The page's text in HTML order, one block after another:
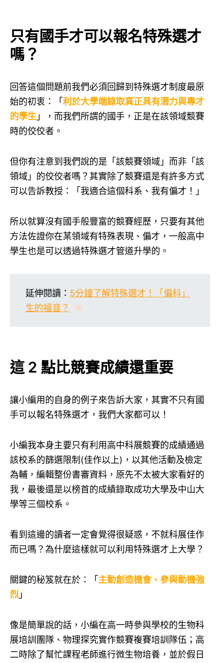
只有國手才可以報名特殊選才
嗎？
回答這個問題前我們必須回歸到特殊選才制度最原
始的初衷：「利於大學端錄取真正具有潛力與專才
的學生 」，而我們所謂的國手，正是在該領域競賽
時的佼佼者。
但你有注意到我們說的是「該競賽領域」而非「該
領域」的佼佼者嗎？其實除了競賽還是有許多方式
可以告訴教授：「我適合這個科系、我有偏才！」
所以就算沒有國手般豐富的競賽經歷，只要有其他
方法佐證你在某領域有特殊表現、偏才，一般高中
學生也是可以透過特殊選才管道升學的。
延伸閱讀： 5分鐘了解特殊選才！「偏科」
生的福音？
這 2 點比競賽成績還重要
讓小編用的自身的例子來告訴大家，其實不只有國
手可以報名特殊選才，我們大家都可以！
小編我本身主要只有利用高中科展競賽的成績通過
該校系的篩選限制(佳作以上)，以其他活動及檢定
為輔，編輯整份書審資料，原先不太被大家看好的
我，最後還是以榜首的成績錄取成功大學及中山大
學等三個校系。
看到這邊的讀者一定會覺得很疑惑，不就科展佳作
而已嗎？為什麼這樣就可以利用特殊選才上大學？
關鍵的秘笈就在於：「主動創造機會、參與動機強
烈 」
像是簡單說的話，小編在高一時參與學校的生物科
展培訓團隊、物理探究實作競賽複賽培訓隊伍；高
二時除了幫忙課程老師進行微生物培養，並於假日